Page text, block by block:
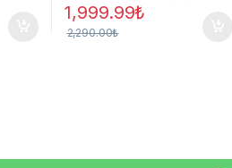
1,999.99₺
2,290.00₺